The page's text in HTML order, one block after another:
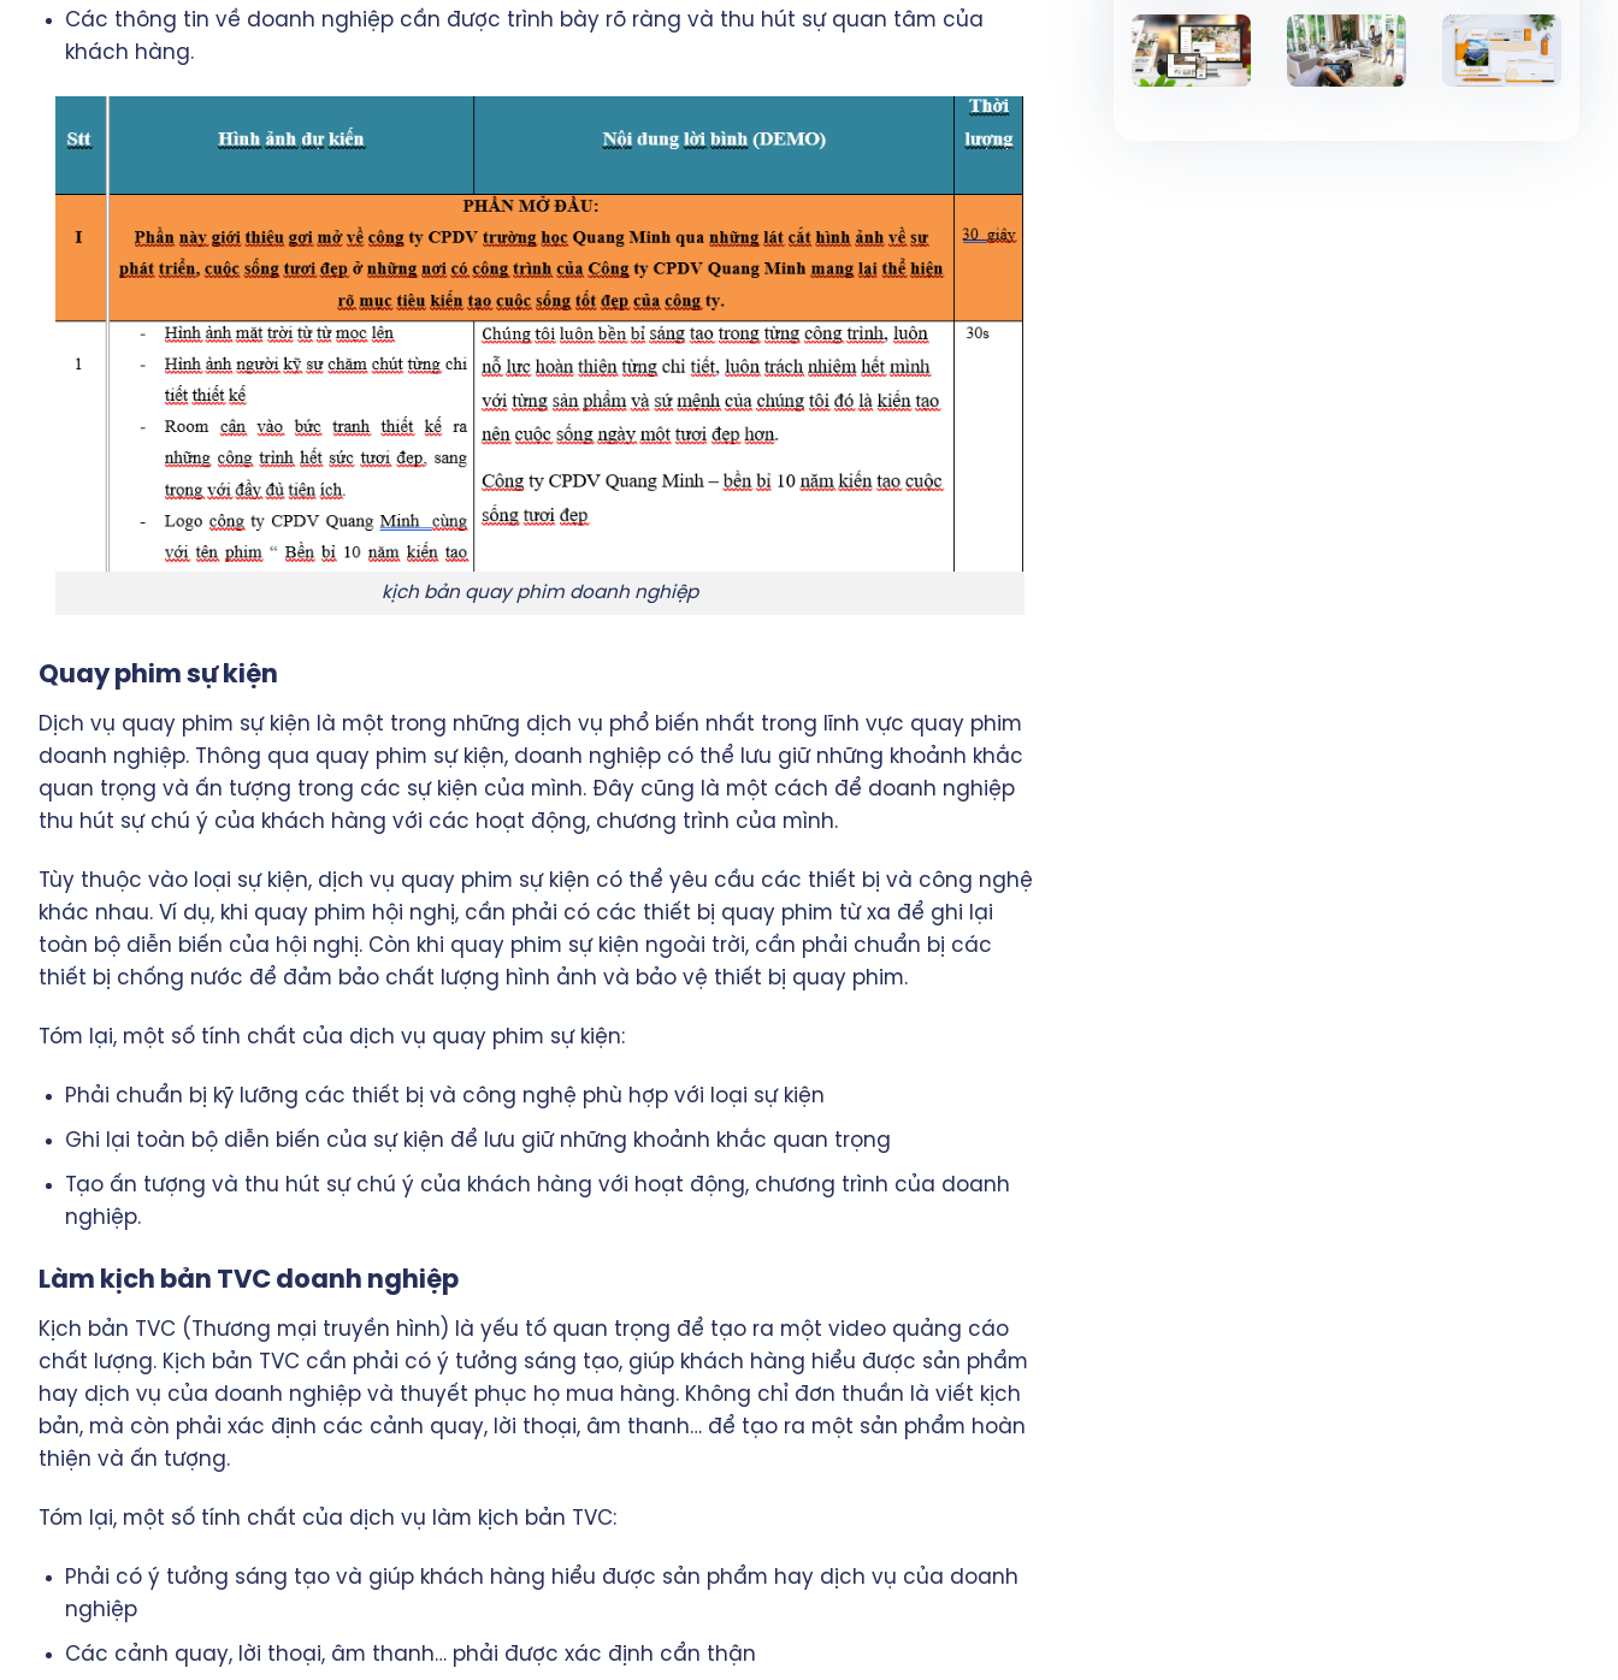
Các thông tin về doanh nghiệp cần được trình bày rõ ràng và thu hút sự quan tâm của
khách hàng.
kịch bản quay phim doanh nghiệp
Quay phim sự kiện
Dịch vụ quay phim sự kiện là một trong những dịch vụ phổ biến nhất trong lĩnh vực quay phim
doanh nghiệp. Thông qua quay phim sự kiện, doanh nghiệp có thể lưu giữ những khoảnh khắc
quan trọng và ấn tượng trong các sự kiện của mình. Đây cũng là một cách để doanh nghiệp
thu hút sự chú ý của khách hàng với các hoạt động, chương trình của mình.
Tùy thuộc vào loại sự kiện, dịch vụ quay phim sự kiện có thể yêu cầu các thiết bị và công nghệ
khác nhau. Ví dụ, khi quay phim hội nghị, cần phải có các thiết bị quay phim từ xa để ghi lại
toàn bộ diễn biến của hội nghị. Còn khi quay phim sự kiện ngoài trời, cần phải chuẩn bị các
thiết bị chống nước để đảm bảo chất lượng hình ảnh và bảo vệ thiết bị quay phim.
Tóm lại, một số tính chất của dịch vụ quay phim sự kiện:
Phải chuẩn bị kỹ lưỡng các thiết bị và công nghệ phù hợp với loại sự kiện
Ghi lại toàn bộ diễn biến của sự kiện để lưu giữ những khoảnh khắc quan trọng
Tạo ấn tượng và thu hút sự chú ý của khách hàng với hoạt động, chương trình của doanh
nghiệp.
Làm kịch bản TVC doanh nghiệp
Kịch bản TVC (Thương mại truyền hình) là yếu tố quan trọng để tạo ra một video quảng cáo
chất lượng. Kịch bản TVC cần phải có ý tưởng sáng tạo, giúp khách hàng hiểu được sản phẩm
hay dịch vụ của doanh nghiệp và thuyết phục họ mua hàng. Không chỉ đơn thuần là viết kịch
bản, mà còn phải xác định các cảnh quay, lời thoại, âm thanh… để tạo ra một sản phẩm hoàn
thiện và ấn tượng.
Tóm lại, một số tính chất của dịch vụ làm kịch bản TVC:
Phải có ý tưởng sáng tạo và giúp khách hàng hiểu được sản phẩm hay dịch vụ của doanh
nghiệp
Các cảnh quay, lời thoại, âm thanh… phải được xác định cẩn thận